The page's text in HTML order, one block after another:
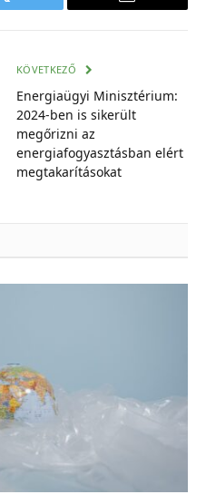
Twitter
E-
KÖVETKEZŐ
Energiaügyi Minisztérium:
2024-ben is sikerült
megőrizni az
energiafogyasztásban elért
megtakarításokat